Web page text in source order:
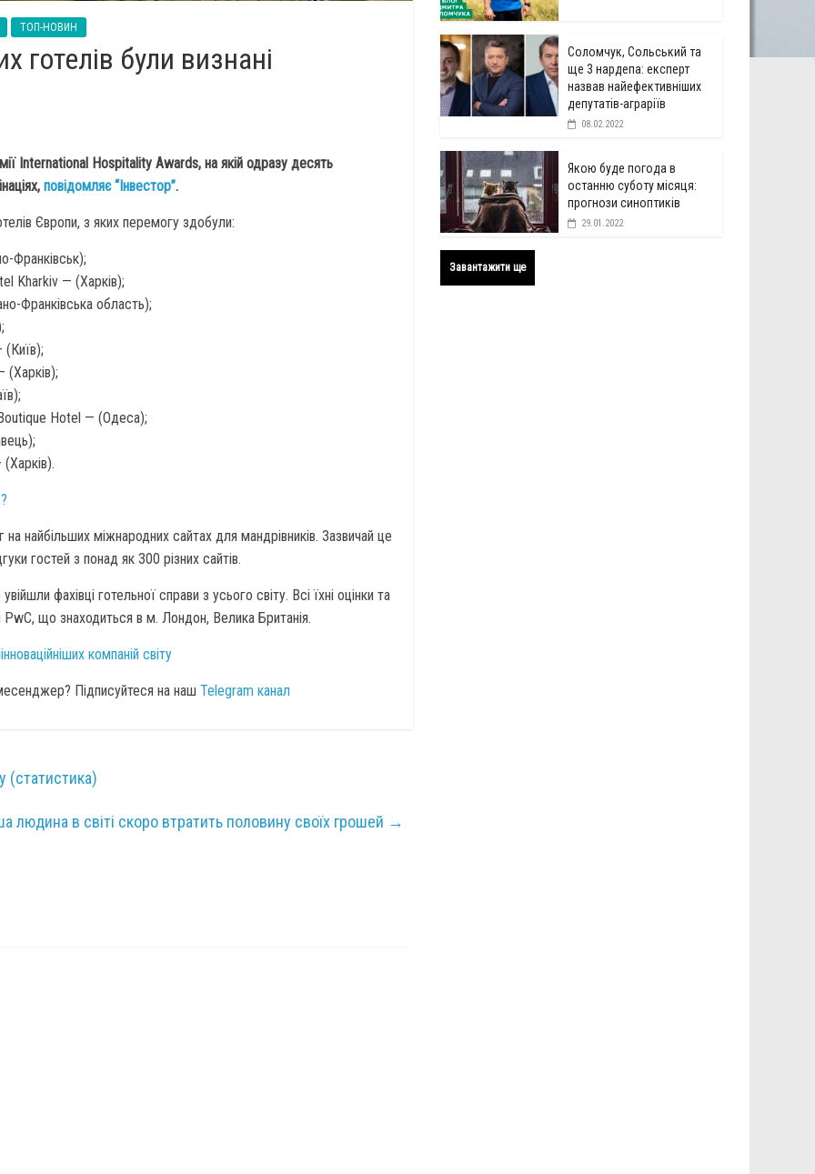
ТОП-НОВИН
готелів були визнані
International Hospitality Awards, на якій одразу десять
повідомляє “Інвестор”.
Європи, з яких перемогу здобули:
Франківськ);
Kharkiv — (Харків);
Франківська область);
Hotel — (Одеса);
найбільших міжнародних сайтах для мандрівників. Зазвичай це
гостей з понад як 300 різних сайтів.
фахівці готельної справи з усього світу. Всі їхні оцінки та
PwC, що знаходиться в м. Лондон, Велика Британія.
компаній світу
Підписуйтеся на наш Telegram канал
(статистика)
людина в світі скоро втратить половину своїх грошей →
Соломчук, Сольський та
ще 3 нардепа: експерт
назвав найефективніших
депутатів-аграріїв
08.02.2022
Якою буде погода в
останню суботу місяця:
прогнози синоптиків
29.01.2022
Завантажити ще